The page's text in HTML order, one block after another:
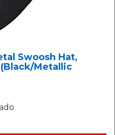
Swoosh Hat,
Metallic